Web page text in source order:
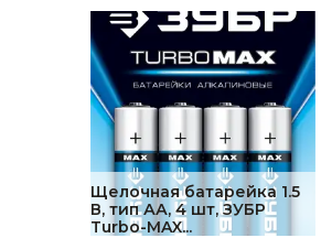
Щелочная батарейка 1.5
В, тип АА, 4 шт, ЗУБР
Turbo-MAX...